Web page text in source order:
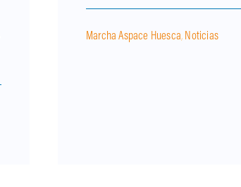
Marcha Aspace Huesca, Noticias